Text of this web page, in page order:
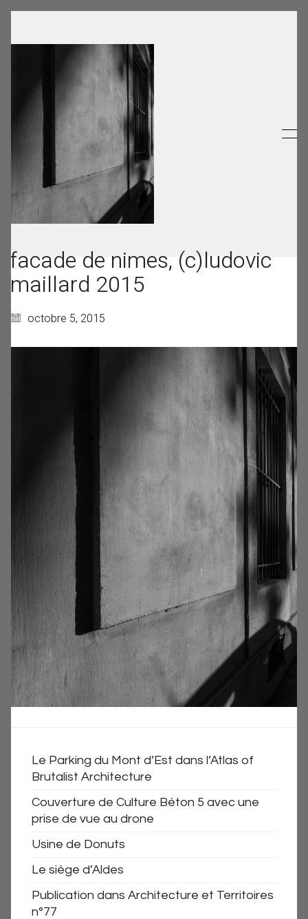
facade de nimes, (c)ludovic
maillard 2015
octobre 5, 2015
Le Parking du Mont d’Est dans l’Atlas of
Brutalist Architecture
Couverture de Culture Béton 5 avec une
prise de vue au drone
Usine de Donuts
Le siège d’Aldes
Publication dans Architecture et Territoires
n°77